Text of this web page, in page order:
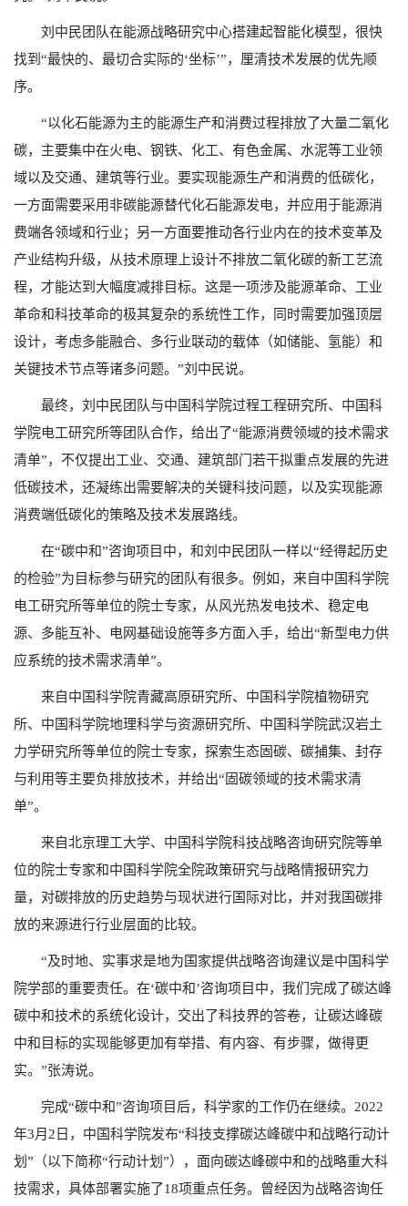
刘中民团队在能源战略研究中心搭建起智能化模型，很快
找到“最快的、最切合实际的‘坐标’”，厘清技术发展的优先顺
序。
“以化石能源为主的能源生产和消费过程排放了大量二氧化
碳，主要集中在火电、钢铁、化工、有色金属、水泥等工业领
域以及交通、建筑等行业。要实现能源生产和消费的低碳化，
一方面需要采用非碳能源替代化石能源发电，并应用于能源消
费端各领域和行业；另一方面要推动各行业内在的技术变革及
产业结构升级，从技术原理上设计不排放二氧化碳的新工艺流
程，才能达到大幅度减排目标。这是一项涉及能源革命、工业
革命和科技革命的极其复杂的系统性工作，同时需要加强顶层
设计，考虑多能融合、多行业联动的载体（如储能、氢能）和
关键技术节点等诸多问题。”刘中民说。
最终，刘中民团队与中国科学院过程工程研究所、中国科
学院电工研究所等团队合作，给出了“能源消费领域的技术需求
清单”，不仅提出工业、交通、建筑部门若干拟重点发展的先进
低碳技术，还凝练出需要解决的关键科技问题，以及实现能源
消费端低碳化的策略及技术发展路线。
在“碳中和”咨询项目中，和刘中民团队一样以“经得起历史
的检验”为目标参与研究的团队有很多。例如，来自中国科学院
电工研究所等单位的院士专家，从风光热发电技术、稳定电
源、多能互补、电网基础设施等多方面入手，给出“新型电力供
应系统的技术需求清单”。
来自中国科学院青藏高原研究所、中国科学院植物研究
所、中国科学院地理科学与资源研究所、中国科学院武汉岩土
力学研究所等单位的院士专家，探索生态固碳、碳捕集、封存
与利用等主要负排放技术，并给出“固碳领域的技术需求清
单”。
来自北京理工大学、中国科学院科技战略咨询研究院等单
位的院士专家和中国科学院全院政策研究与战略情报研究力
量，对碳排放的历史趋势与现状进行国际对比，并对我国碳排
放的来源进行行业层面的比较。
“及时地、实事求是地为国家提供战略咨询建议是中国科学
院学部的重要责任。在‘碳中和’咨询项目中，我们完成了碳达峰
碳中和技术的系统化设计，交出了科技界的答卷，让碳达峰碳
中和目标的实现能够更加有举措、有内容、有步骤，做得更
实。”张涛说。
完成“碳中和”咨询项目后，科学家的工作仍在继续。2022
年3月2日，中国科学院发布“科技支撑碳达峰碳中和战略行动计
划”（以下简称“行动计划”），面向碳达峰碳中和的战略重大科
技需求，具体部署实施了18项重点任务。曾经因为战略咨询任